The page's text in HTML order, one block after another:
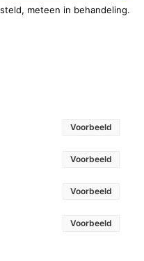
Voorbeeld
Voorbeeld
Voorbeeld
Voorbeeld